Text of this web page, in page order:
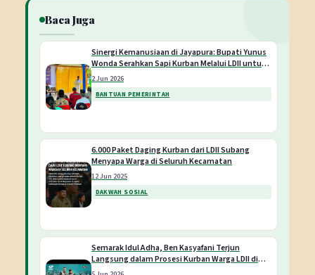
Baca Juga
Sinergi Kemanusiaan di Jayapura: Bupati Yunus
Wonda Serahkan Sapi Kurban Melalui LDII untuk
Warga
2 Jun 2026
BANTUAN PEMERINTAH
6.000 Paket Daging Kurban dari LDII Subang
Menyapa Warga di Seluruh Kecamatan
12 Jun 2025
DAKWAH SOSIAL
Semarak Idul Adha, Ben Kasyafani Terjun
Langsung dalam Prosesi Kurban Warga LDII di
Jakarta